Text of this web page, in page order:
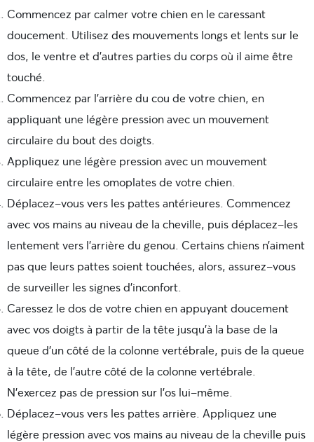
Commencez par calmer votre chien en le caressant
doucement. Utilisez des mouvements longs et lents sur le
dos, le ventre et d’autres parties du corps où il aime être
touché.
Commencez par l’arrière du cou de votre chien, en
appliquant une légère pression avec un mouvement
circulaire du bout des doigts.
Appliquez une légère pression avec un mouvement
circulaire entre les omoplates de votre chien.
Déplacez-vous vers les pattes antérieures. Commencez
avec vos mains au niveau de la cheville, puis déplacez-les
lentement vers l’arrière du genou. Certains chiens n’aiment
pas que leurs pattes soient touchées, alors, assurez-vous
de surveiller les signes d’inconfort.
Caressez le dos de votre chien en appuyant doucement
avec vos doigts à partir de la tête jusqu’à la base de la
queue d’un côté de la colonne vertébrale, puis de la queue
à la tête, de l’autre côté de la colonne vertébrale.
N’exercez pas de pression sur l’os lui-même.
Déplacez-vous vers les pattes arrière. Appliquez une
légère pression avec vos mains au niveau de la cheville puis